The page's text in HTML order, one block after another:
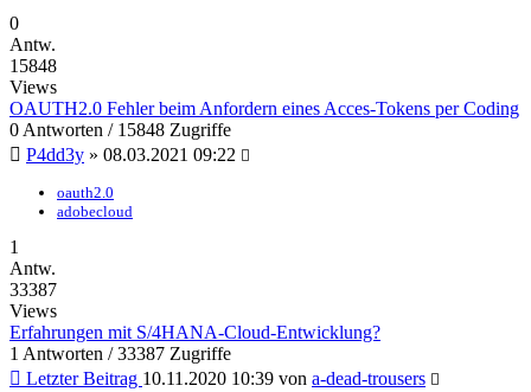
0
Antw.
15848
Views
OAUTH2.0 Fehler beim Anfordern eines Acces-Tokens per Coding
0 Antworten / 15848 Zugriffe
P4dd3y » 08.03.2021 09:22
oauth2.0
adobecloud
1
Antw.
33387
Views
Erfahrungen mit S/4HANA-Cloud-Entwicklung?
1 Antworten / 33387 Zugriffe
Letzter Beitrag 10.11.2020 10:39 von a-dead-trousers